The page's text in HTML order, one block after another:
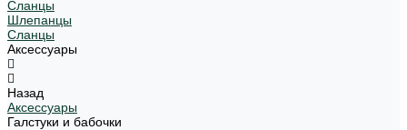
Сланцы
Шлепанцы
Сланцы
Аксессуары
Назад
Аксессуары
Галстуки и бабочки